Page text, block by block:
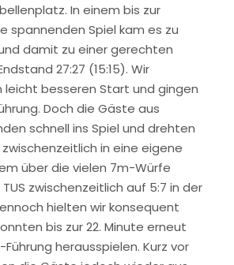
In einem bis zur
spannenden Spiel kam es zu
damit zu einer gerechten
27:27 (15:15). Wir
leicht besseren Start und gingen
Doch die Gäste aus
schnell ins Spiel und drehten
in eine eigene
über die vielen 7m-Würfe
zwischenzeitlich auf 5:7 in der
hielten wir konsequent
bis zur 22. Minute erneut
herausspielen. Kurz vor